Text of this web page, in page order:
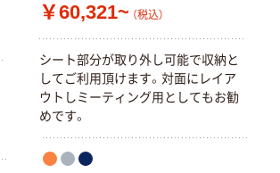
￥60,321~ （税込）
シート部分が取り外し可能で収納と
してご利用頂けます。対面にレイア
ウトしミーティング用としてもお勧
めです。